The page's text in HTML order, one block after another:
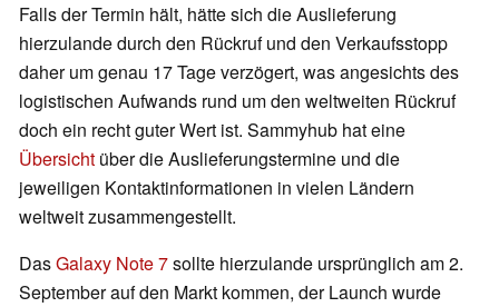
Falls der Termin hält, hätte sich die Auslieferung
hierzulande durch den Rückruf und den Verkaufsstopp
daher um genau 17 Tage verzögert, was angesichts des
logistischen Aufwands rund um den weltweiten Rückruf
doch ein recht guter Wert ist. Sammyhub hat eine
Übersicht über die Auslieferungstermine und die
jeweiligen Kontaktinformationen in vielen Ländern
weltweit zusammengestellt.
DasGalaxy Note 7sollte hierzulande ursprünglich am 2.
September auf den Markt kommen, der Launch wurde